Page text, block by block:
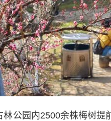
园内2500余株梅树提